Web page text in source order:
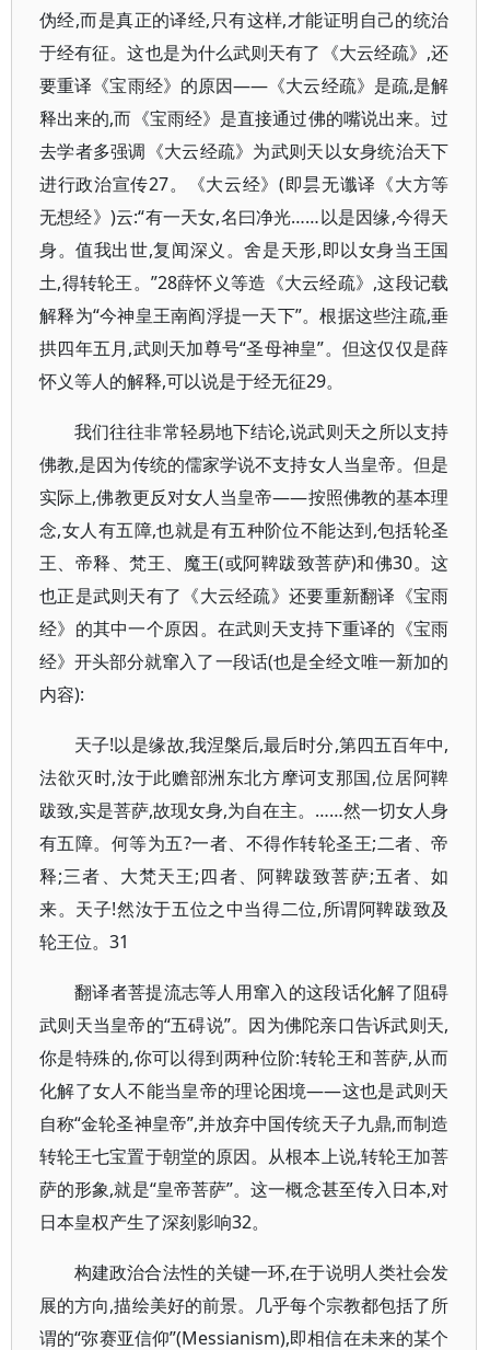
伪经,而是真正的译经,只有这样,才能证明自己的统治
于经有征。这也是为什么武则天有了《大云经疏》,还
要重译《宝雨经》的原因——《大云经疏》是疏,是解
释出来的,而《宝雨经》是直接通过佛的嘴说出来。过
去学者多强调《大云经疏》为武则天以女身统治天下
进行政治宣传27。《大云经》(即昙无谶译《大方等
无想经》)云:“有一天女,名曰净光……以是因缘,今得天
身。值我出世,复闻深义。舍是天形,即以女身当王国
土,得转轮王。”28薛怀义等造《大云经疏》,这段记载
解释为“今神皇王南阎浮提一天下”。根据这些注疏,垂
拱四年五月,武则天加尊号“圣母神皇”。但这仅仅是薛
怀义等人的解释,可以说是于经无征29。
我们往往非常轻易地下结论,说武则天之所以支持
佛教,是因为传统的儒家学说不支持女人当皇帝。但是
实际上,佛教更反对女人当皇帝——按照佛教的基本理
念,女人有五障,也就是有五种阶位不能达到,包括轮圣
王、帝释、梵王、魔王(或阿鞞跋致菩萨)和佛30。这
也正是武则天有了《大云经疏》还要重新翻译《宝雨
经》的其中一个原因。在武则天支持下重译的《宝雨
经》开头部分就窜入了一段话(也是全经文唯一新加的
内容):
天子!以是缘故,我涅槃后,最后时分,第四五百年中,
法欲灭时,汝于此赡部洲东北方摩诃支那国,位居阿鞞
跋致,实是菩萨,故现女身,为自在主。……然一切女人身
有五障。何等为五?一者、不得作转轮圣王;二者、帝
释;三者、大梵天王;四者、阿鞞跋致菩萨;五者、如
来。天子!然汝于五位之中当得二位,所谓阿鞞跋致及
轮王位。31
翻译者菩提流志等人用窜入的这段话化解了阻碍
武则天当皇帝的“五碍说”。因为佛陀亲口告诉武则天,
你是特殊的,你可以得到两种位阶:转轮王和菩萨,从而
化解了女人不能当皇帝的理论困境——这也是武则天
自称“金轮圣神皇帝”,并放弃中国传统天子九鼎,而制造
转轮王七宝置于朝堂的原因。从根本上说,转轮王加菩
萨的形象,就是“皇帝菩萨”。这一概念甚至传入日本,对
日本皇权产生了深刻影响32。
构建政治合法性的关键一环,在于说明人类社会发
展的方向,描绘美好的前景。几乎每个宗教都包括了所
谓的“弥赛亚信仰”(Messianism),即相信在未来的某个